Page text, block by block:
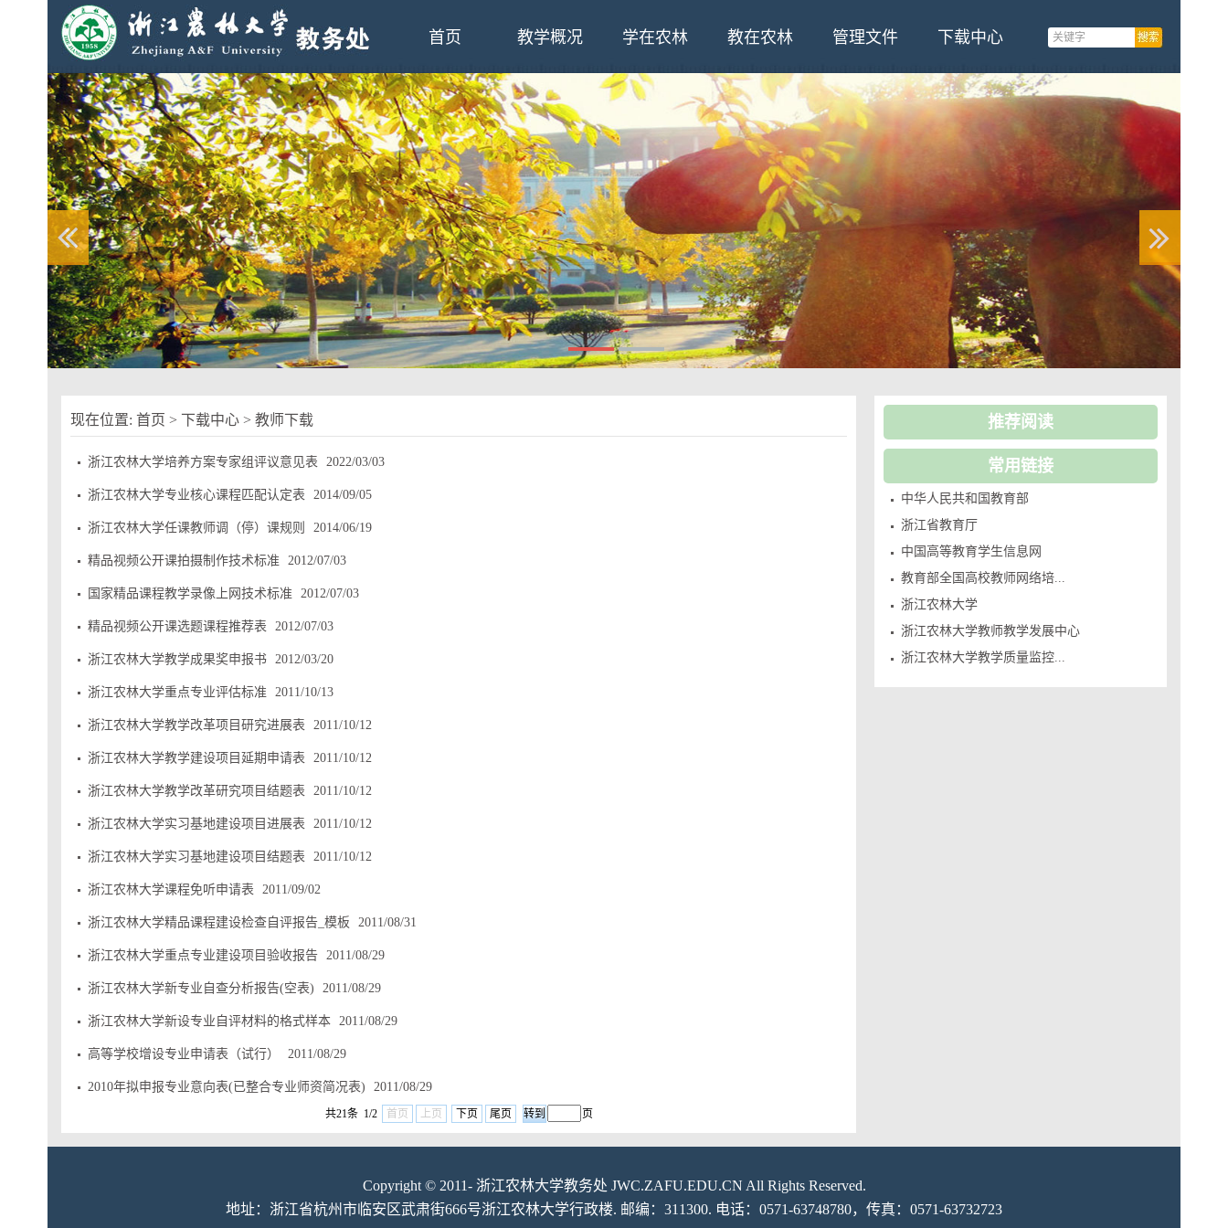
首页 教学概况 学在农林 教在农林 管理文件 下载中心
现在位置: 首页 > 下载中心 > 教师下载
浙江农林大学培养方案专家组评议意见表 2022/03/03
浙江农林大学专业核心课程匹配认定表 2014/09/05
浙江农林大学任课教师调（停）课规则 2014/06/19
精品视频公开课拍摄制作技术标准 2012/07/03
国家精品课程教学录像上网技术标准 2012/07/03
精品视频公开课选题课程推荐表 2012/07/03
浙江农林大学教学成果奖申报书 2012/03/20
浙江农林大学重点专业评估标准 2011/10/13
浙江农林大学教学改革项目研究进展表 2011/10/12
浙江农林大学教学建设项目延期申请表 2011/10/12
浙江农林大学教学改革研究项目结题表 2011/10/12
浙江农林大学实习基地建设项目进展表 2011/10/12
浙江农林大学实习基地建设项目结题表 2011/10/12
浙江农林大学课程免听申请表 2011/09/02
浙江农林大学精品课程建设检查自评报告_模板 2011/08/31
浙江农林大学重点专业建设项目验收报告 2011/08/29
浙江农林大学新专业自查分析报告(空表) 2011/08/29
浙江农林大学新设专业自评材料的格式样本 2011/08/29
高等学校增设专业申请表（试行） 2011/08/29
2010年拟申报专业意向表(已整合专业师资简况表) 2011/08/29
共21条 1/2 首页 上页 下页 尾页 页
推荐阅读
常用链接
中华人民共和国教育部
浙江省教育厅
中国高等教育学生信息网
教育部全国高校教师网络培...
浙江农林大学
浙江农林大学教师教学发展中心
浙江农林大学教学质量监控...
Copyright © 2011- 浙江农林大学教务处 JWC.ZAFU.EDU.CN All Rights Reserved.
地址：浙江省杭州市临安区武肃街666号浙江农林大学行政楼. 邮编：311300. 电话：0571-63748780，传真：0571-63732723